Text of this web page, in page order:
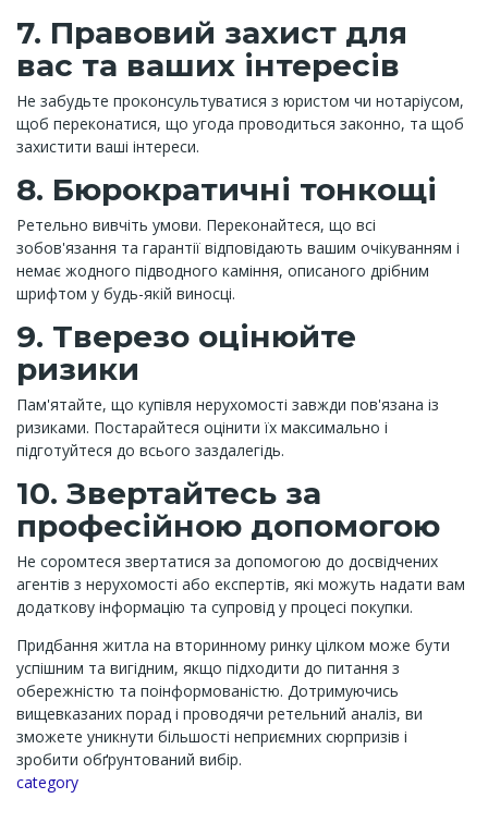
7. Правовий захист для
вас та ваших інтересів
Не забудьте проконсультуватися з юристом чи нотаріусом,
щоб переконатися, що угода проводиться законно, та щоб
захистити ваші інтереси.
8. Бюрократичні тонкощі
Ретельно вивчіть умови. Переконайтеся, що всі
зобов'язання та гарантії відповідають вашим очікуванням і
немає жодного підводного каміння, описаного дрібним
шрифтом у будь-якій виносці.
9. Тверезо оцінюйте
ризики
Пам'ятайте, що купівля нерухомості завжди пов'язана із
ризиками. Постарайтеся оцінити їх максимально і
підготуйтеся до всього заздалегідь.
10. Звертайтесь за
професійною допомогою
Не соромтеся звертатися за допомогою до досвідчених
агентів з нерухомості або експертів, які можуть надати вам
додаткову інформацію та супровід у процесі покупки.
Придбання житла на вторинному ринку цілком може бути
успішним та вигідним, якщо підходити до питання з
обережністю та поінформованістю. Дотримуючись
вищевказаних порад і проводячи ретельний аналіз, ви
зможете уникнути більшості неприємних сюрпризів і
зробити обґрунтований вибір.
Channel
category